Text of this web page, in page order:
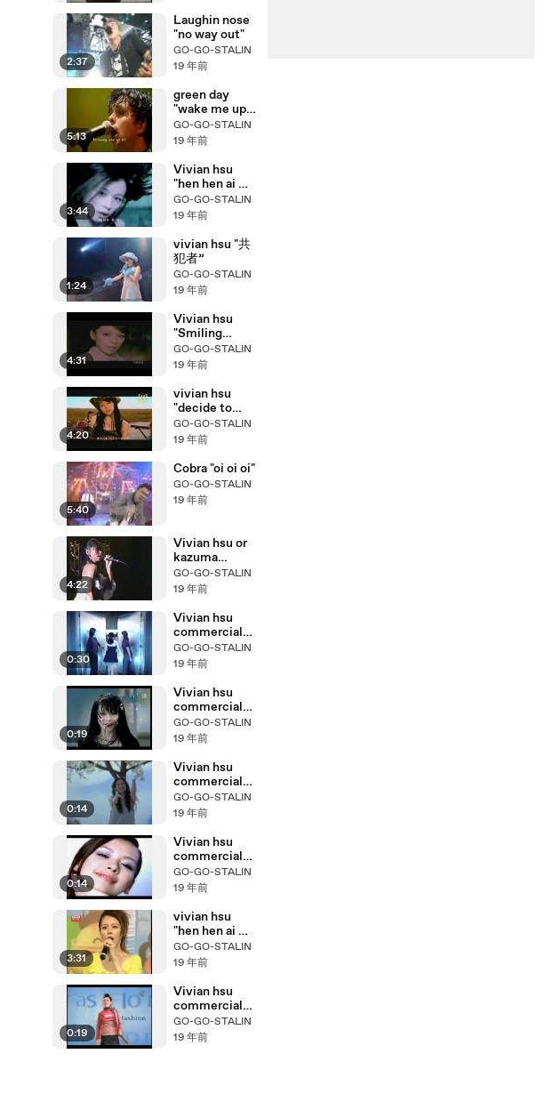
2:37
Laughin nose
"no way out"
GO-GO-STALIN
19 年前
5:13
green day
"wake me up
when
sep.ends"
GO-GO-STALIN
19 年前
3:44
Vivian hsu
"hen hen ai 狠
狠愛"
GO-GO-STALIN
19 年前
1:24
vivian hsu "共
犯者”
GO-GO-STALIN
19 年前
4:31
Vivian hsu
"Smiling
Eyes"
GO-GO-STALIN
19 年前
4:20
vivian hsu
"decide to
love you"
GO-GO-STALIN
19 年前
5:40
Cobra "oi oi oi"
GO-GO-STALIN
19 年前
4:22
Vivian hsu or
kazuma
"moment
gundam seed"
GO-GO-STALIN
19 年前
0:30
Vivian hsu
commercial
film
GO-GO-STALIN
19 年前
0:19
Vivian hsu
commercial
film
GO-GO-STALIN
19 年前
0:14
Vivian hsu
commercial
film
GO-GO-STALIN
19 年前
0:14
Vivian hsu
commercial
film
GO-GO-STALIN
19 年前
3:31
vivian hsu
"hen hen ai 狠
狠愛"
GO-GO-STALIN
19 年前
0:19
Vivian hsu
commercial
film
GO-GO-STALIN
19 年前